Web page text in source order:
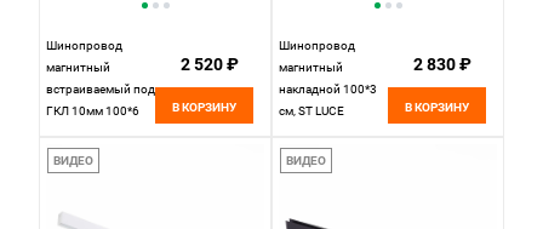
Шинопровод
магнитный
встраиваемый под
ГКЛ 10мм 100*6
SKYLINE 48
ST004.419.00
2 520 ₽
В КОРЗИНУ
Шинопровод
магнитный
накладной 100*3
см, ST LUCE
ST003.419.00
Черный
2 830 ₽
В КОРЗИНУ
ВИДЕО ВИДЕО